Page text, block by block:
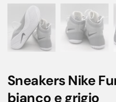
Sneakers Nike
bianco e grigio